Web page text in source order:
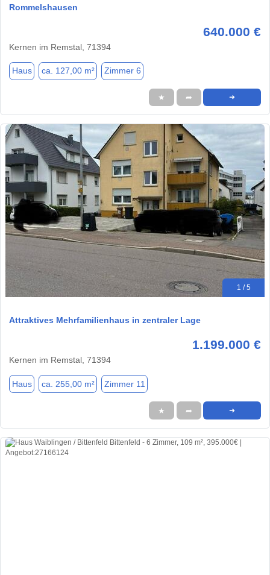
Rommelshausen
640.000 €
Kernen im Remstal, 71394
Haus ca. 127,00 m² Zimmer 6
★ ➦ ➜
1 / 5
Attraktives Mehrfamilienhaus in zentraler Lage
1.199.000 €
Kernen im Remstal, 71394
Haus ca. 255,00 m² Zimmer 11
★ ➦ ➜